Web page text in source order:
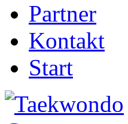
Partner
Kontakt
Start